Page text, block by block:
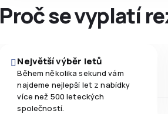
Proč se vyplatí
Největší výběr letů
Během několika sekund vám
najdeme nejlepší let z nabídky
více než 500 leteckých
společností.